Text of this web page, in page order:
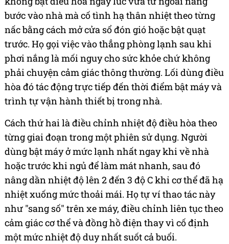
bước vào nhà mà cố tình hạ thân nhiệt theo từng
nấc bằng cách mở cửa sổ đón gió hoặc bật quạt
trước. Họ gọi việc vào thẳng phòng lạnh sau khi
phơi nắng là mối nguy cho sức khỏe chứ không
phải chuyện cảm giác thông thường. Lối dùng điều
hòa đó tác động trực tiếp đến thời điểm bật máy và
trình tự vận hành thiết bị trong nhà.
Cách thứ hai là điều chỉnh nhiệt độ điều hòa theo
từng giai đoạn trong một phiên sử dụng. Người
dùng bật máy ở mức lạnh nhất ngay khi về nhà
hoặc trước khi ngủ để làm mát nhanh, sau đó
nâng dần nhiệt độ lên 2 đến 3 độ C khi cơ thể đã hạ
nhiệt xuống mức thoải mái. Họ tự ví thao tác này
như "sang số" trên xe máy, điều chỉnh liên tục theo
cảm giác cơ thể và đồng hồ điện thay vì cố định
một mức nhiệt độ duy nhất suốt cả buổi.